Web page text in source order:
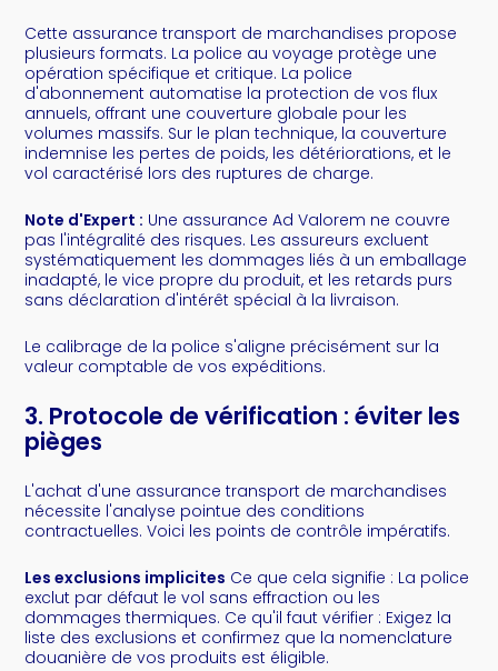
Cette assurance transport de marchandises propose
plusieurs formats. La police au voyage protège une
opération spécifique et critique. La police
d'abonnement automatise la protection de vos flux
annuels, offrant une couverture globale pour les
volumes massifs. Sur le plan technique, la couverture
indemnise les pertes de poids, les détériorations, et le
vol caractérisé lors des ruptures de charge.
Note d'Expert : Une assurance Ad Valorem ne couvre
pas l'intégralité des risques. Les assureurs excluent
systématiquement les dommages liés à un emballage
inadapté, le vice propre du produit, et les retards purs
sans déclaration d'intérêt spécial à la livraison.
Le calibrage de la police s'aligne précisément sur la
valeur comptable de vos expéditions.
3. Protocole de vérification : éviter les
pièges
L'achat d'une assurance transport de marchandises
nécessite l'analyse pointue des conditions
contractuelles. Voici les points de contrôle impératifs.
Les exclusions implicites Ce que cela signifie : La police
exclut par défaut le vol sans effraction ou les
dommages thermiques. Ce qu'il faut vérifier : Exigez la
liste des exclusions et confirmez que la nomenclature
douanière de vos produits est éligible.